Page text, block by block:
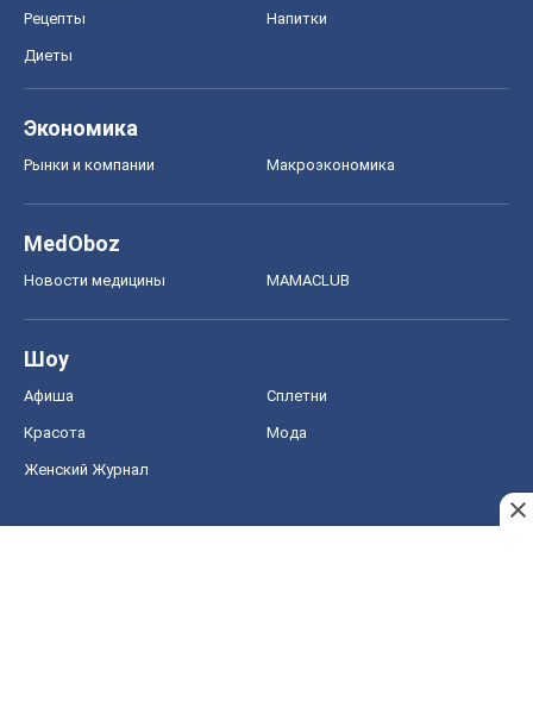
Рецепты Напитки
Диеты
Экономика
Рынки и компании Mакроэкономика
MedOboz
Новости медицины MAMACLUB
Шоу
Афиша Сплетни
Красота Мода
Женский Журнал